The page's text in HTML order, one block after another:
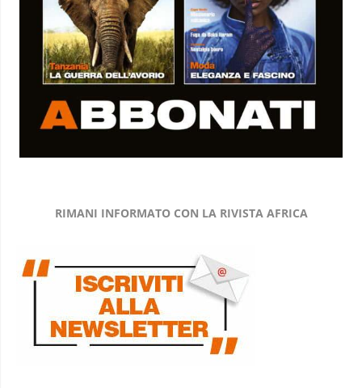
RIMANI INFORMATO CON LA RIVISTA AFRICA